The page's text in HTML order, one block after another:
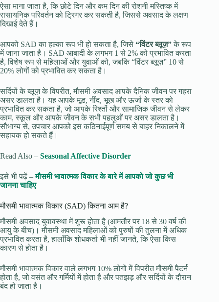
ऐसा माना जाता है, कि छोटे दिन और कम दिन की रोशनी मस्तिष्क में
रासायनिक परिवर्तन को ट्रिगर कर सकती है, जिससे अवसाद के लक्षण
दिखाई देते हैं।
आपको SAD का हल्का रूप भी हो सकता है, जिसे “विंटर ब्लूज़”के रूप
में जाना जाता है। SAD आबादी के लगभग 1 से 2% को प्रभावित करता
है, विशेष रूप से महिलाओं और युवाओं को, जबकि “विंटर ब्लूज़” 10 से
20% लोगों को प्रभावित कर सकता है।
सर्दियों के ब्लूज़ के विपरीत, मौसमी अवसाद आपके दैनिक जीवन पर गहरा
असर डालता है। यह आपके मूड, नींद, भूख और ऊर्जा के स्तर को
प्रभावित कर सकता है, जो आपके रिश्तों और सामाजिक जीवन से लेकर
काम, स्कूल और आपके जीवन के सभी पहलुओं पर असर डालता है।
सौभाग्य से, उपचार आपको इस कठिनाईपूर्ण समय से बाहर निकालने में
सहायक हो सकते हैं।
Read Also – Seasonal Affective Disorder
इसे भी पढ़ें –मौसमी भावात्मक विकार के बारे में आपको जो कुछ भी
जानना चाहिए
मौसमी भावात्मक विकार (SAD) कितना आम है?
मौसमी अवसाद युवावस्था में शुरू होता है (आमतौर पर 18 से 30 वर्ष की
आयु के बीच)। मौसमी अवसाद महिलाओं को पुरुषों की तुलना में अधिक
प्रभावित करता है, हालाँकि शोधकर्ता भी नहीं जानते, कि ऐसा किस
कारण से होता है।
मौसमी भावात्मक विकार वाले लगभग 10% लोगों में विपरीत मौसमी पैटर्न
होता है, जो वसंत और गर्मियों में होता है और पतझड़ और सर्दियों के दौरान
बंद हो जाता है।